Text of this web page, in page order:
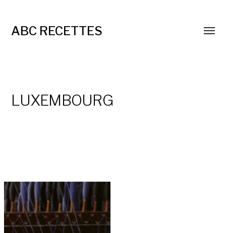
ABC RECETTES
LUXEMBOURG